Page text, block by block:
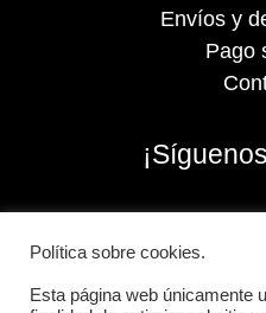
Envíos y
Pago
Política sobre cookies.
Esta página web únicamente